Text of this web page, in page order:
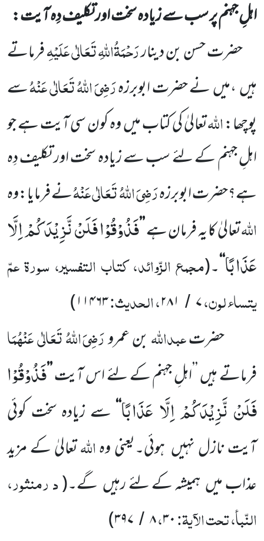
اہلِ جہنم پر سب سے زیادہ سخت اور تکلیف دِہ آیت:
حضرت حسن بن دیناررَحْمَۃُاللّٰہِ تَعَالٰی عَلَیْہِفرماتے
ہیں،میںنے حضرت ابوبرزہرَضِیَ اللّٰہُ تَعَالٰی عَنْہُسے
پوچھا:اللّٰہتعالیٰ کی کتاب میںوہ کون سی آیت ہے جو
اہلِ جہنم کے لئے سب سے زیادہ سخت اور تکلیف دِہ
ہے؟حضرت ابوبرزہرَضِیَ اللّٰہُ تَعَالٰی عَنْہُنے فرمایا:وہ
اللّٰہتعالیٰ کا یہ فرمان ہے’’فَذُوْقُوْا فَلَنْ نَّزِیْدَكُمْ اِلَّا
عَذَابًا‘‘۔(مجمع الزّوائد، کتاب التفسیر، سورۃ عمّ
یتساء لون،۷ / ۲۸۱، الحدیث:۱۱۴۶۳)
حضرتعبداللّٰہبن عمرورَضِیَ اللّٰہُ تَعَالٰی عَنْہُمَا
فرماتے ہیں ’’اہلِ جہنم کے لئے اس آیت’’فَذُوْقُوْا
فَلَنْ نَّزِیْدَكُمْ اِلَّا عَذَابًا‘‘سے زیادہ سخت کوئی
آیت نازل نہیں ہوئی۔یعنیوہاللّٰہتعالیٰ کے مزید
عذاب میںہمیشہ کے لئے رہیں گے۔(د رمنثور،
النّبأ، تحت الآیۃ:۳۰،۸ / ۳۹۷)